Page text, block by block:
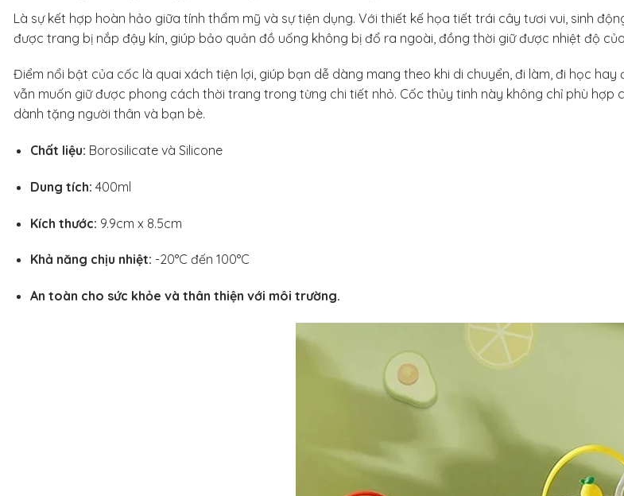
Là sự kết hợp hoàn hảo giữa tính thẩm mỹ và sự tiện dụng. Với thiết kế họa tiết trái cây tươi vui, sinh
được trang bị nắp đậy kín, giúp bảo quản đồ uống không bị đổ ra ngoài, đồng thời giữ được nhiệt độ
Điểm nổi bật của cốc là quai xách tiện lợi, giúp bạn dễ dàng mang theo khi di chuyển, đi làm, đi học
vẫn muốn giữ được phong cách thời trang trong từng chi tiết nhỏ. Cốc thủy tinh này không chỉ phù
dành tặng người thân và bạn bè.
Chất liệu: Borosilicate và Silicone
Dung tích: 400ml
Kích thước: 9.9cm x 8.5cm
Khả năng chịu nhiệt: -20°C đến 100°C
An toàn cho sức khỏe và thân thiện với môi trường.